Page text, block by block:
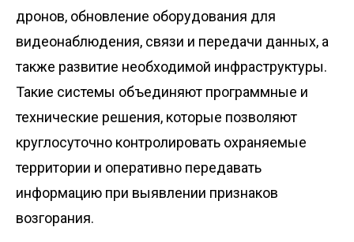
дронов, обновление оборудования для
видеонаблюдения, связи и передачи данных, а
также развитие необходимой инфраструктуры.
Такие системы объединяют программные и
технические решения, которые позволяют
круглосуточно контролировать охраняемые
территории и оперативно передавать
информацию при выявлении признаков
возгорания.